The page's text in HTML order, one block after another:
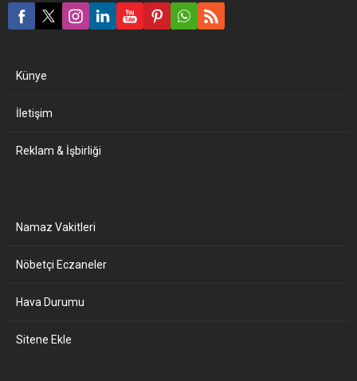
Künye
İletişim
Reklam & İşbirliği
Namaz Vakitleri
Nöbetçi Eczaneler
Hava Durumu
Sitene Ekle